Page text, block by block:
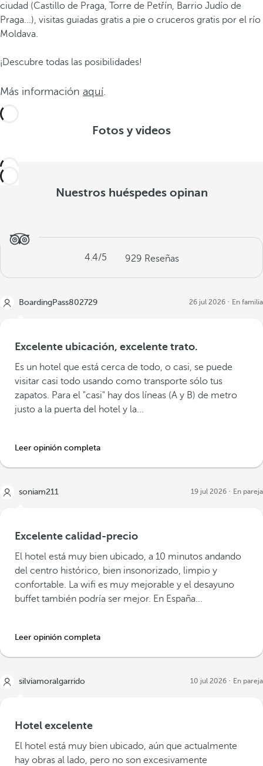
ciudad (Castillo de Praga, Torre de Petřín, Barrio Judío de
Praga...), visitas guiadas gratis a pie o cruceros gratis por el río
Moldava.
¡Descubre todas las posibilidades!
Más información aquí.
Fotos y videos
Nuestros huéspedes opinan
4.4/5 929 Reseñas
BoardingPass802729 26 jul 2026 En familia
Excelente ubicación, excelente trato.
Es un hotel que está cerca de todo, o casi, se puede
visitar casi todo usando como transporte sólo tus
zapatos. Para el "casi" hay dos líneas (A y B) de metro
justo a la puerta del hotel y la...
Leer opinión completa
soniam211 19 jul 2026 En pareja
Excelente calidad-precio
El hotel está muy bien ubicado, a 10 minutos andando
del centro histórico, bien insonorizado, limpio y
confortable. La wifi es muy mejorable y el desayuno
buffet también podría ser mejor. En España...
Leer opinión completa
silviamoralgarrido 10 jul 2026 En pareja
Hotel excelente
El hotel está muy bien ubicado, aún que actualmente
hay obras al lado, pero no son excesivamente